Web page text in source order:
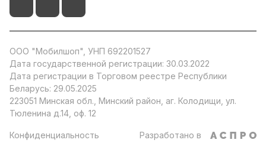
ООО "Мобилшоп", УНП 692201527
Дата государственной регистрации: 30.03.2022
Дата регистрации в Торговом реестре Республики
Беларусь: 29.05.2025
223051 Минская обл., Минский район, аг. Колодищи, ул.
Тюленина д.14, оф. 12
Конфиденциальность Разработано в